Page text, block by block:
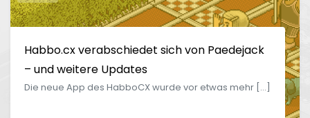
Habbo.cx verabschiedet sich von Paedejack
– und weitere Updates
Die neue App des HabboCX wurde vor etwas mehr […]